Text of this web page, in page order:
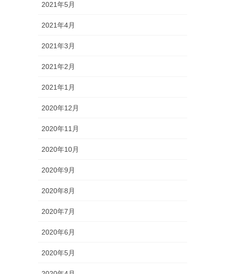
2021年5月
2021年4月
2021年3月
2021年2月
2021年1月
2020年12月
2020年11月
2020年10月
2020年9月
2020年8月
2020年7月
2020年6月
2020年5月